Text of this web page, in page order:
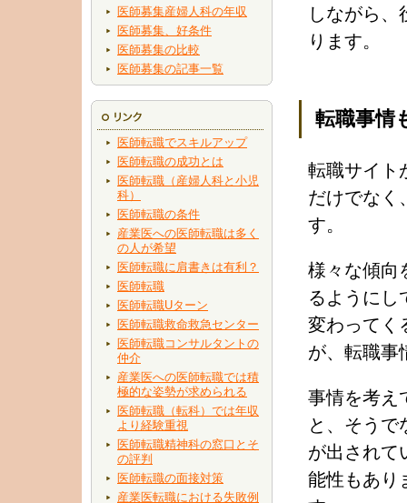
医師募集産婦人科の年収
医師募集、好条件
医師募集の比較
医師募集の記事一覧
医師転職でスキルアップ
医師転職の成功とは
医師転職（産婦人科と小児
科）
医師転職の条件
産業医への医師転職は多く
の人が希望
医師転職に肩書きは有利？
医師転職
医師転職Uターン
医師転職救命救急センター
医師転職コンサルタントの
仲介
産業医への医師転職では積
極的な姿勢が求められる
医師転職（転科）では年収
より経験重視
医師転職精神科の窓口とそ
の評判
医師転職の面接対策
産業医転職における失敗例
しながら
ります。
転職事情
転職サイト
だけでなく
す。
様々な傾向
るようにし
変わってく
が、転職事
事情を考え
と、そうで
が出されて
能性もあり